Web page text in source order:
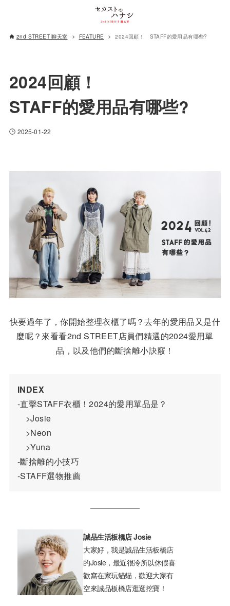
2nd STREET 聊天室 FEATURE 2024回顧！ STAFF的愛用品有哪些?
2024回顧！
STAFF的愛用品有哪些?
2025-01-22
快要過年了，你開始整理衣櫃了嗎？去年的愛用品又是什
麼呢？來看看2nd STREET店員們精選的2024愛用單
品，以及他們的斷捨離小訣竅！
INDEX
-直擊STAFF衣櫃！2024的愛用單品是？
	>Josie
	>Neon
	>Yuna
-斷捨離的小技巧
-STAFF選物推薦
誠品生活板橋店 Josie
大家好，我是誠品生活板橋店
的Josie，最近很冷所以休假喜
歡窩在家玩貓貓，歡迎大家有
空來誠品板橋店逛逛挖寶！